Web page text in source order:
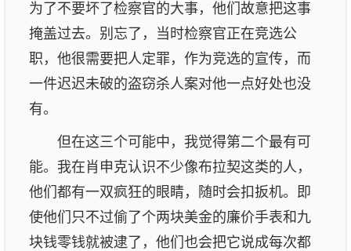
为了不要坏了检察官的大事，他们故意把这事
掩盖过去。别忘了，当时检察官正在竞选公
职，他很需要把人定罪，作为竞选的宣传，而
一件迟迟未破的盗窃杀人案对他一点好处也没
有。
但在这三个可能中，我觉得第二个最有可
能。我在肖申克认识不少像布拉契这类的人，
他们都有一双疯狂的眼睛，随时会扣扳机。即
使他们只不过偷了个两块美金的廉价手表和九
块钱零钱就被逮了，他们也会把它说成每次都